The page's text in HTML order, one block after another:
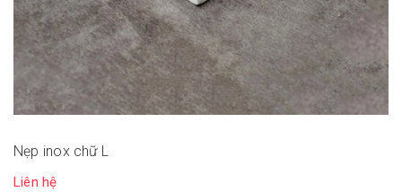
Nẹp inox chữ L
Liên hệ